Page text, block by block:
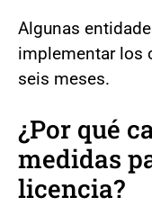
Algunas
implementar los
seis meses.
¿Por qué
medidas
licencia?